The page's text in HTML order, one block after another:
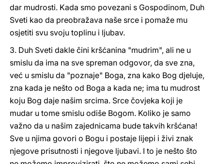
dar mudrosti. Kada smo povezani s Gospodinom, Duh
Sveti kao da preobražava naše srce i pomaže mu
osjetiti svu svoju toplinu i ljubav.
3. Duh Sveti dakle čini kršćanina "mudrim", ali ne u
smislu da ima na sve spreman odgovor, da sve zna,
već u smislu da "poznaje" Boga, zna kako Bog djeluje,
zna kada je nešto od Boga a kada ne; ima tu mudrost
koju Bog daje našim srcima. Srce čovjeka koji je
mudar u tome smislu odiše Bogom. Koliko je samo
važno da u našim zajednicama bude takvih kršćana!
Sve u njima govori o Bogu i postaje lijepi i živi znak
njegove prisutnosti i njegove ljubavi. I to je nešto što